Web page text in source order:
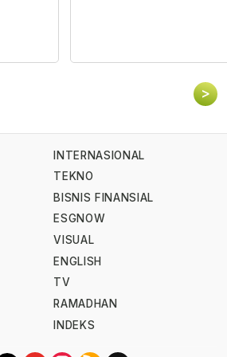
>
INTERNASIONAL
TEKNO
BISNIS FINANSIAL
ESGNOW
VISUAL
ENGLISH
TV
RAMADHAN
INDEKS